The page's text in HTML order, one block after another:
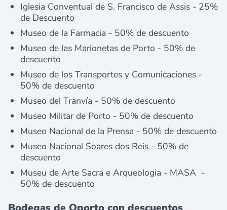
Iglesia Conventual de S. Francisco de Assis - 25%
de Descuento
Museo de la Farmacia - 50% de descuento
Museo de las Marionetas de Porto - 50% de
descuento
Museo de los Transportes y Comunicaciones -
50% de descuento
Museo del Tranvía - 50% de descuento
Museo Militar de Porto - 50% de descuento
Museo Nacional de la Prensa - 50% de descuento
Museo Nacional Soares dos Reis - 50% de
descuento
Museu de Arte Sacra e Arqueologia - MASA -
50% de descuento